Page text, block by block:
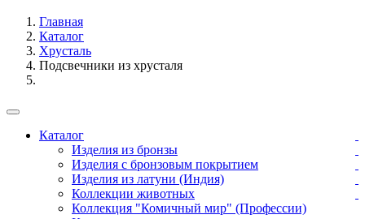
Главная
Каталог
Хрусталь
Подсвечники из хрусталя
Каталог
Изделия из бронзы
Изделия с бронзовым покрытием
Изделия из латуни (Индия)
Коллекции животных
Коллекция "Комичный мир" (Профессии)